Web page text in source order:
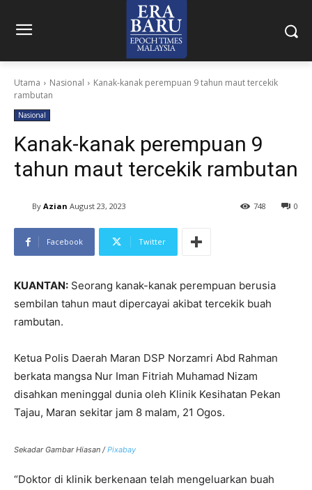
Utama Nasional
Kanak-kanak perempuan 9 tahun maut tercekik
rambutan
Nasional
Kanak-kanak perempuan 9
tahun maut tercekik rambutan
By Azian August 23, 2023 0
748
Facebook Twitter
KUANTAN: Seorang kanak-kanak perempuan berusia
sembilan tahun maut dipercayai akibat tercekik buah
rambutan.
Ketua Polis Daerah Maran DSP Norzamri Abd Rahman
berkata mangsa Nur Iman Fitriah Muhamad Nizam
disahkan meninggal dunia oleh Klinik Kesihatan Pekan
Tajau, Maran sekitar jam 8 malam, 21 Ogos.
Sekadar Gambar Hiasan /Pixabay
“Doktor di klinik berkenaan telah mengeluarkan buah